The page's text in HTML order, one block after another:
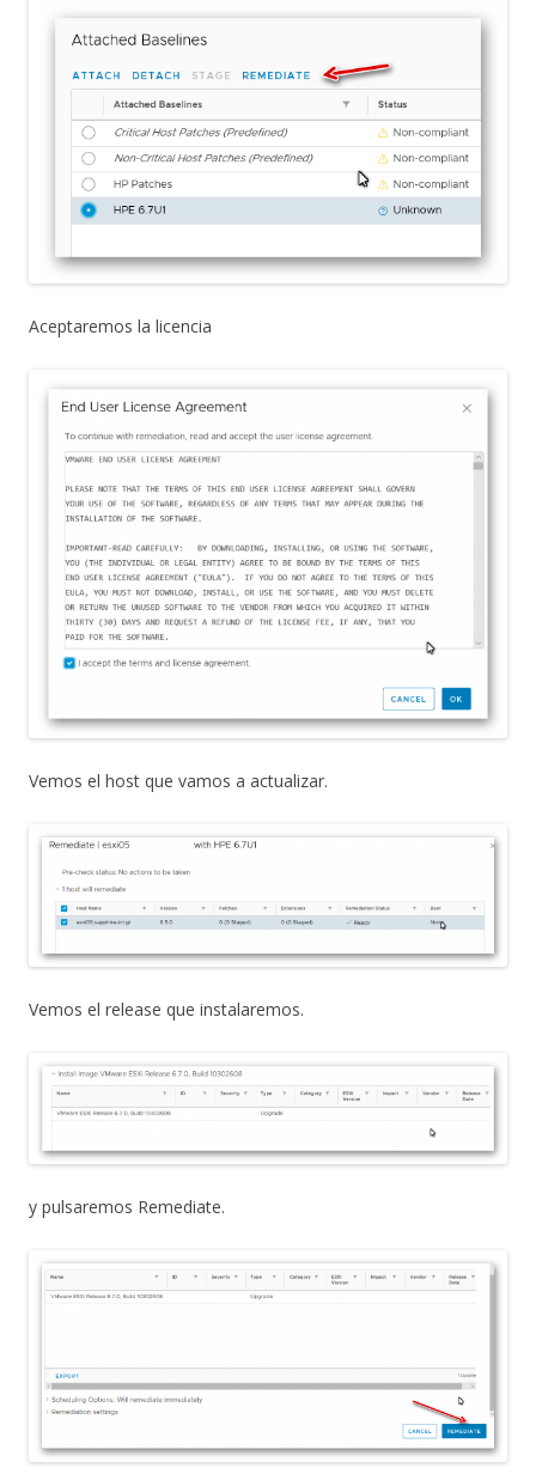
Aceptaremos la licencia
Vemos el host que vamos a actualizar.
Vemos el release que instalaremos.
y pulsaremos Remediate.